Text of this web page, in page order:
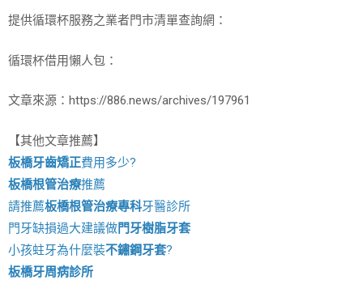
提供循環杯服務之業者門市清單查詢網：
循環杯借用懶人包：
文章來源：https://886.news/archives/197961
【其他文章推薦】
板橋牙齒矯正費用多少?
板橋根管治療推薦
請推薦板橋根管治療專科牙醫診所
門牙缺損過大建議做門牙樹脂牙套
小孩蛀牙為什麼裝不鏽鋼牙套?
板橋牙周病診所